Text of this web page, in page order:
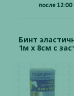
после 12:00
Бинт
1м х 8см с